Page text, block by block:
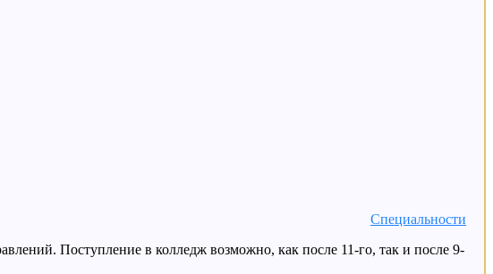
Специальности
Поступление в колледж возможно, как после 11-го, так и после 9-